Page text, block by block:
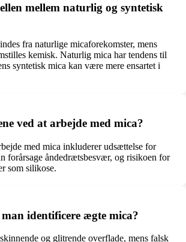
mellem naturlig og syntetisk
fra naturlige micaforekomster, mens
kemisk. Naturlig mica har tendens til
syntetisk mica kan være mere ensartet i
ved at arbejde med mica?
med mica inkluderer udsættelse for
forårsage åndedrætsbesvær, og risikoen for
som silikose.
identificere ægte mica?
og glitrende overflade, mens falsk